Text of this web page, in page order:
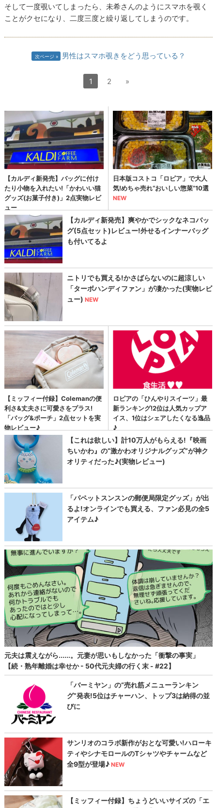
そして一度覗いてしまったら、未希さんのようにスマホを覗く
ことがクセになり、二度三度と繰り返してしまうのです。
次ページ 男性はスマホ覗きをどう思っている？
1 2 »